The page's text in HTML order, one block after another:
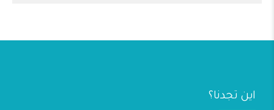
اين تجدنا؟